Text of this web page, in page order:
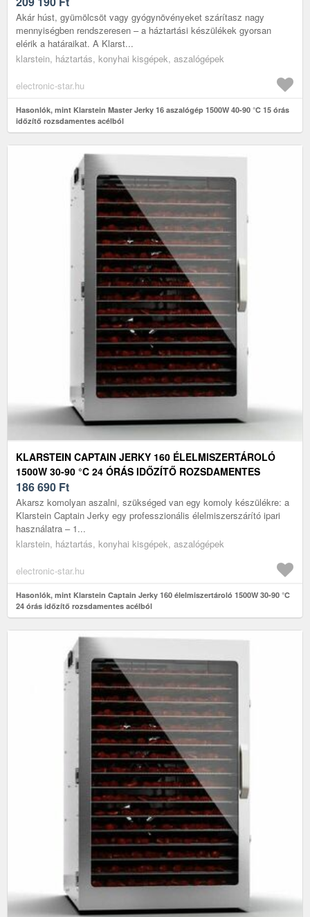
Akár húst, gyümölcsöt vagy gyógynövényeket szárítasz nagy
mennyiségben rendszeresen – a háztartási készülékek gyorsan
elérik a határaikat. A Klarst...
klarstein, háztartás, konyhai kisgépek, aszalógépek
electronic-star.hu
Hasonlók, mint Klarstein Master Jerky 16 aszalógép 1500W 40-90 °C 15 órás
időzítő rozsdamentes acélból
KLARSTEIN CAPTAIN JERKY 160 ÉLELMISZERTÁROLÓ
1500W 30-90 °C 24 ÓRÁS IDŐZÍTŐ ROZSDAMENTES
ACÉLBÓL
186 690 Ft
Akarsz komolyan aszalni, szükséged van egy komoly készülékre: a
Klarstein Captain Jerky egy professzionális élelmiszerszárító ipari
használatra – 1...
klarstein, háztartás, konyhai kisgépek, aszalógépek
electronic-star.hu
Hasonlók, mint Klarstein Captain Jerky 160 élelmiszertároló 1500W 30-90 °C
24 órás időzítő rozsdamentes acélból